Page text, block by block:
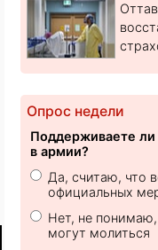
Опрос недели
Поддерживаете
в армии?
Да, считаю, что
официальных
Нет, не
могут молиться